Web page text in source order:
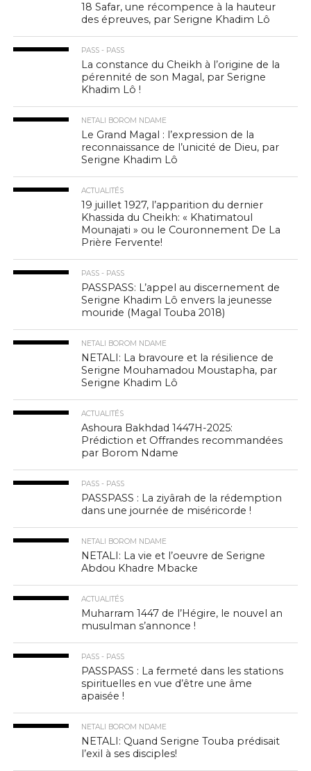
18 Safar, une récompence à la hauteur
des épreuves, par Serigne Khadim Lô
PASS - PASS
La constance du Cheikh à l’origine de la
pérennité de son Magal, par Serigne
Khadim Lô !
NETALI BOROM NDAME
Le Grand Magal : l’expression de la
reconnaissance de l’unicité de Dieu, par
Serigne Khadim Lô
ACTUALITÉS
19 juillet 1927, l’apparition du dernier
Khassida du Cheikh: « Khatimatoul
Mounajati » ou le Couronnement De La
Prière Fervente!
PASS - PASS
PASSPASS: L’appel au discernement de
Serigne Khadim Lô envers la jeunesse
mouride (Magal Touba 2018)
NETALI BOROM NDAME
NETALI: La bravoure et la résilience de
Serigne Mouhamadou Moustapha, par
Serigne Khadim Lô
ACTUALITÉS
Ashoura Bakhdad 1447H-2025:
Prédiction et Offrandes recommandées
par Borom Ndame
PASS - PASS
PASSPASS : La ziyârah de la rédemption
dans une journée de miséricorde !
NETALI BOROM NDAME
NETALI: La vie et l’oeuvre de Serigne
Abdou Khadre Mbacke
ACTUALITÉS
Muharram 1447 de l’Hégire, le nouvel an
musulman s’annonce !
PASS - PASS
PASSPASS : La fermeté dans les stations
spirituelles en vue d’être une âme
apaisée !
NETALI BOROM NDAME
NETALI: Quand Serigne Touba prédisait
l’exil à ses disciples!